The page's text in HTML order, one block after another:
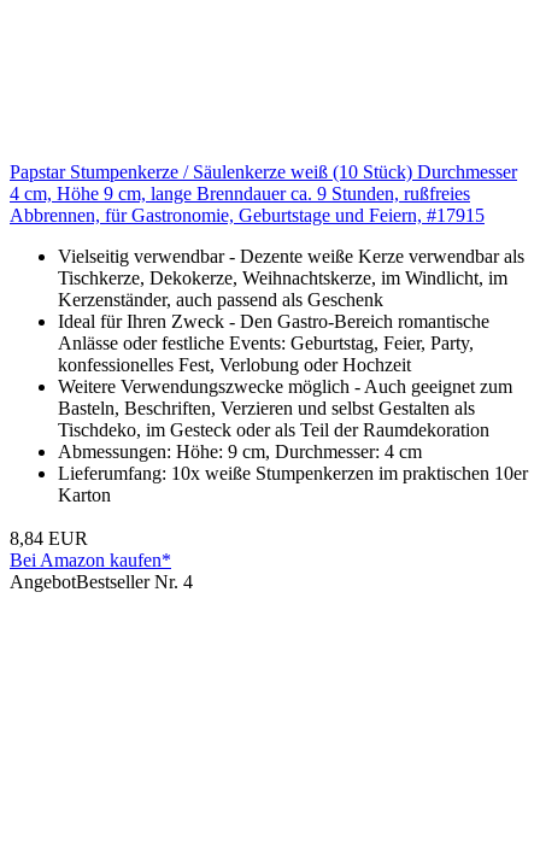
Papstar Stumpenkerze / Säulenkerze weiß (10 Stück) Durchmesser
4 cm, Höhe 9 cm, lange Brenndauer ca. 9 Stunden, rußfreies
Abbrennen, für Gastronomie, Geburtstage und Feiern, #17915
Vielseitig verwendbar - Dezente weiße Kerze verwendbar als
Tischkerze, Dekokerze, Weihnachtskerze, im Windlicht, im
Kerzenständer, auch passend als Geschenk
Ideal für Ihren Zweck - Den Gastro-Bereich romantische
Anlässe oder festliche Events: Geburtstag, Feier, Party,
konfessionelles Fest, Verlobung oder Hochzeit
Weitere Verwendungszwecke möglich - Auch geeignet zum
Basteln, Beschriften, Verzieren und selbst Gestalten als
Tischdeko, im Gesteck oder als Teil der Raumdekoration
Abmessungen: Höhe: 9 cm, Durchmesser: 4 cm
Lieferumfang: 10x weiße Stumpenkerzen im praktischen 10er
Karton
8,84 EUR
Bei Amazon kaufen*
AngebotBestseller Nr. 4